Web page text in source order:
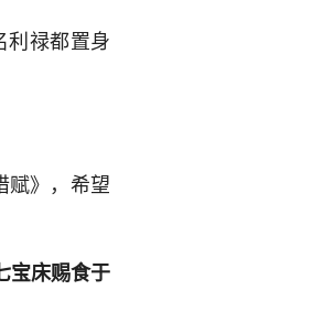
利禄都置身
赋》，希望
宝床赐食于